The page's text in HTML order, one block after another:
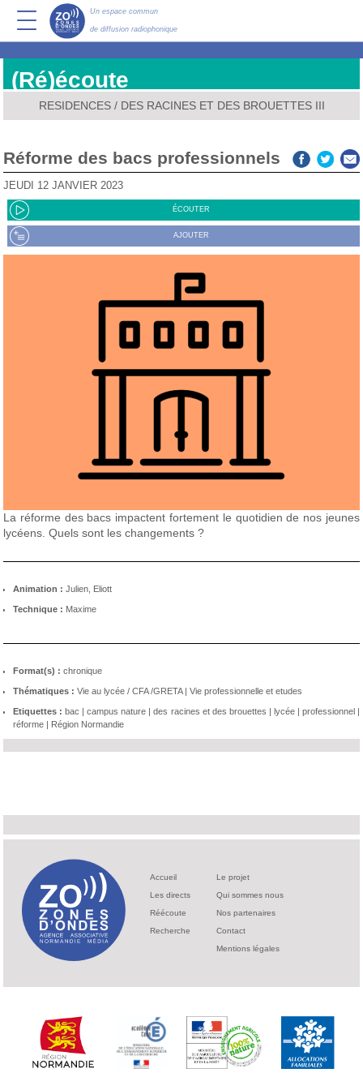
Un espace commun
de diffusion radiophonique
(Ré)écoute
RESIDENCES/ DES RACINES ET DES BROUETTES III
Réforme des bacs professionnels
JEUDI 12 JANVIER 2023
ÉCOUTER
AJOUTER
La réforme des bacs impactent fortement le quotidien de nos jeunes
lycéens. Quels sont les changements ?
Animation : Julien, Eliott
Technique : Maxime
Format(s) : chronique
Thématiques : Vie au lycée / CFA /GRETA| Vie professionnelle et etudes
Etiquettes :bac |campus nature |des racines et des brouettes | lycée| professionnel|
réforme | Région Normandie
Accueil
Les directs
Réécoute
Recherche
Le projet
Qui sommes nous
Nos partenaires
Contact
Mentions légales